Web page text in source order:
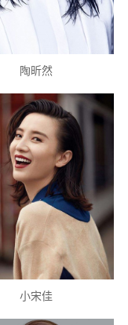
陶昕然
小宋佳